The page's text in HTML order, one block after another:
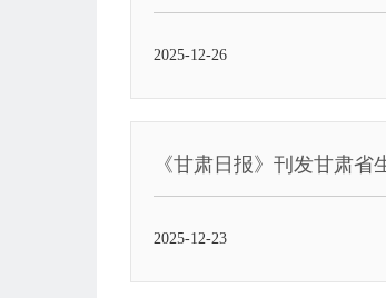
2025-12-26
《甘肃日报》刊发甘肃
2025-12-23